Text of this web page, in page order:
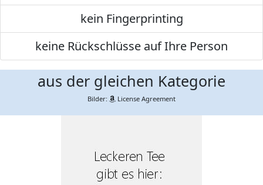
kein Fingerprinting
keine Rückschlüsse auf Ihre Person
aus der gleichen Kategorie
Bilder: License Agreement